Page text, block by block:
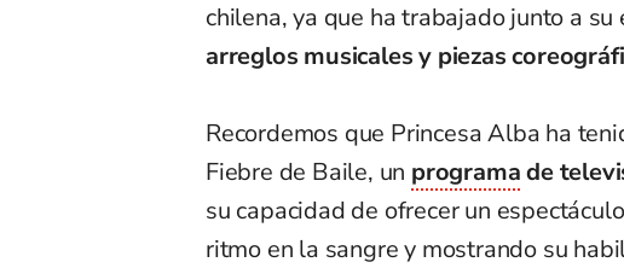
chilena, ya que ha trabajado junto a
arreglos musicales y piezas
Recordemos que Princesa Alba ha
Fiebre de Baile, un programade
su capacidad de ofrecer un
ritmo en la sangre y mostrando su